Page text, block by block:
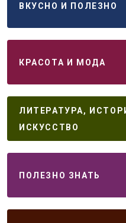
ВКУСНО И ПОЛЕЗНО
КРАСОТА И МОДА
ЛИТЕРАТУРА,
ИСКУССТВО
ПОЛЕЗНО ЗНАТЬ